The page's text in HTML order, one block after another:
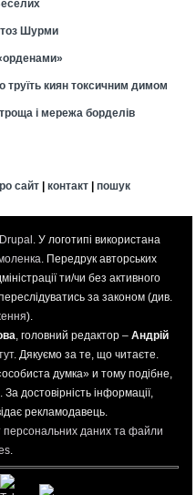
Шурми
труїть киян токсичним димом
і мережа борделів
сайт| контакт| пошук
Drupal . У логотипі використана
. Передрук авторських
ти/чи без активного
за законом (див.
).
, головний редактор – Андрій
. Дякуємо за те, що читаєте.
думка» и тому подібне,
достовірність інформації,
рекламодавець.
персональних даних та файли
.